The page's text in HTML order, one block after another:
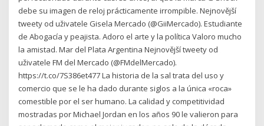
debe su imagen de reloj prácticamente irrompible. Nejnovější
tweety od uživatele Gisela Mercado (@GiiMercado). Estudiante
de Abogacía y peajista. Adoro el arte y la política Valoro mucho
la amistad. Mar del Plata Argentina Nejnovější tweety od
uživatele FM del Mercado (@FMdelMercado).
https://t.co/7S386et477 La historia de la sal trata del uso y
comercio que se le ha dado durante siglos a la única «roca»
comestible por el ser humano. La calidad y competitividad
mostradas por Michael Jordan en los años 90 le valieron para